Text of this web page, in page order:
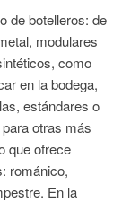
de botelleros: de
modulares
como
en la bodega,
estándares o
otras más
que ofrece
románico,
En la